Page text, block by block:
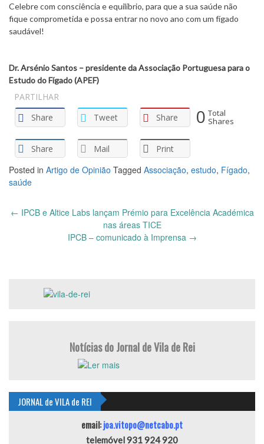
Celebre com consciência e equilíbrio, para que a sua saúde não
fique comprometida e possa entrar no novo ano com um fígado
saudável!
Dr. Arsénio Santos – presidente da Associação Portuguesa para o
Estudo do Fígado (APEF)
PARTILHAR
Share
Tweet Share
Share Mail Print
0 Total
Shares
Posted in Artigo de Opinião Tagged Associação, estudo, Fígado,
saúde
Post
← IPCB e Altice Labs lançam Prémio para Excelência Académica
nas áreas TICE
IPCB – comunicado à Imprensa →
Notícias do Jornal de Vila de Rei
JORNAL de VILA de REI
email:joa.vitopo@netcabo.pt
telemóvel 931 924 920